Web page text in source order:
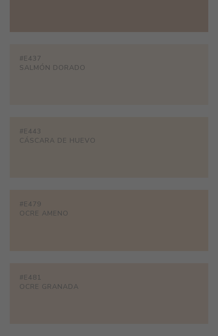
#E437
SALMÓN DORADO
#E443
CÁSCARA DE HUEVO
#E479
OCRE AMENO
#E481
OCRE GRANADA